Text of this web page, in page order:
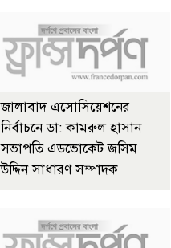
জালাবাদ এসোসিয়েশনের
নির্বাচনে ডা: কামরুল হাসান
সভাপতি এডভোকেট জসিম
উদ্দিন সাধারণ সম্পাদক